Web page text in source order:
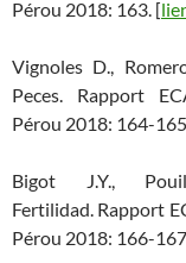
Pérou 2018: 163. [
Vignoles D.,
Peces. Rapport
Pérou 2018: 164-
Bigot J.Y.,
Fertilidad. Rapport
Pérou 2018: 166-